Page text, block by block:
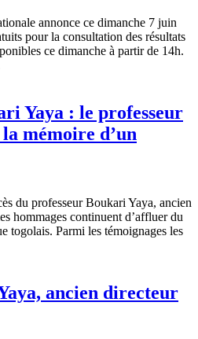
annonce ce dimanche 7 juin
pour la consultation des résultats
ce dimanche à partir de 14h.
Yaya : le professeur
mémoire d’un
du professeur Boukari Yaya, ancien
hommages continuent d’affluer du
togolais. Parmi les témoignages les
ancien directeur